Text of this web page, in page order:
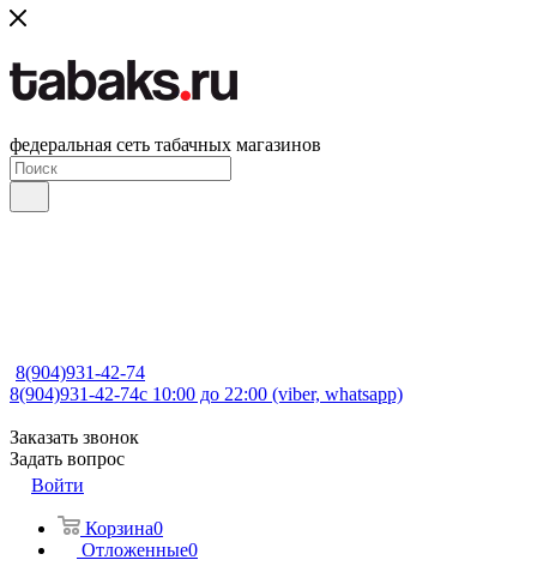
федеральная сеть табачных магазинов
8(904)931-42-74
8(904)931-42-74с 10:00 до 22:00 (viber, whatsapp)
Заказать звонок
Задать вопрос
Войти
Корзина0
Отложенные0